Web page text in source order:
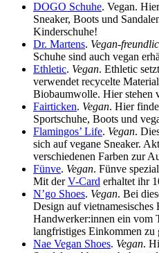
DOGO Schuhe. Vegan.
Sneaker, Boots und
Kinderschuhe!
Dr. Martens. Vegan-
Schuhe sind auch vegan
Ethletic. Vegan. Ethletic
verwendet recycelte
Biobaumwolle. Hier stehen
Fairticken. Vegan. Hier
Sportschuhe, Boots und
Flamingos’ Life. Vegan.
sich auf vegane Sneaker.
verschiedenen Farben zur
Fünve. Vegan. Fünve
Mit derV-Card erhaltet ihr
N’go Shoes. Vegan. Bei
Design auf
Handwerker:innen ein vom
langfristiges Einkommen zu
Nae Vegan Shoes. Vegan.